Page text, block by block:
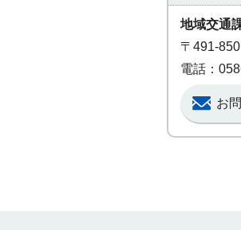
地域交通
〒491-
電話：
お